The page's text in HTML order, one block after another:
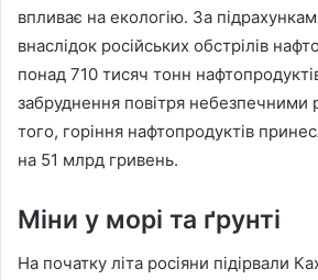
впливає на екологію. За
внаслідок російських обстрілів
понад 710 тисяч тонн
забруднення повітря небезпечними
того, горіння нафтопродуктів
на 51 млрд гривень.
Міни у морі та ґрунті
На початку літа росіяни підірвали